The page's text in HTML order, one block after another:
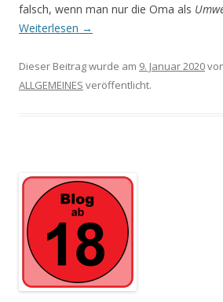
falsch, wenn man nur die Oma als
Weiterlesen →
Dieser Beitrag wurde am 9. Januar 2020
ALLGEMEINES veröffentlicht.